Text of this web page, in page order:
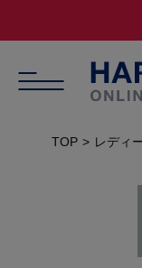
TOP レディ